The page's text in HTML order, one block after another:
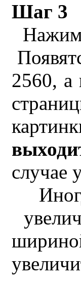
Шаг 3
2560, а
случае